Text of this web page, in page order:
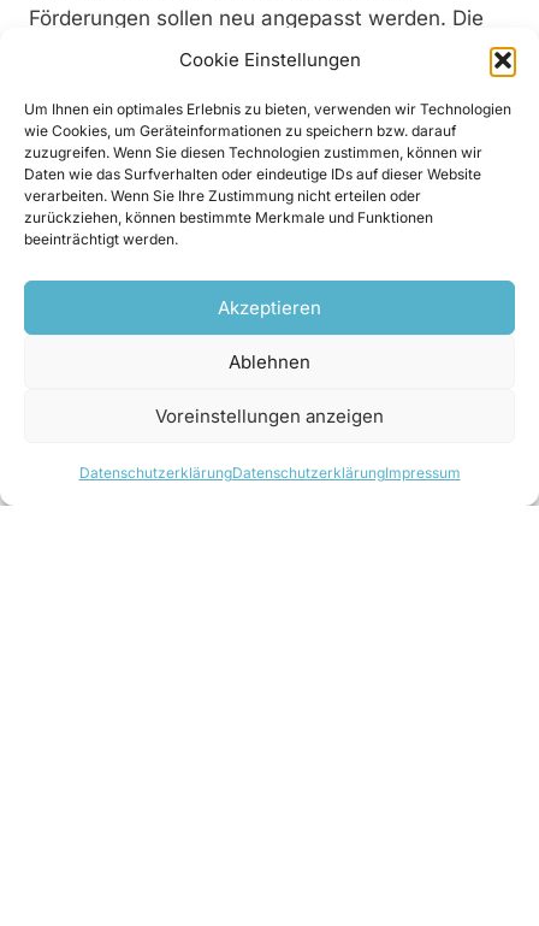
Cookie Einstellungen
Um Ihnen ein optimales Erlebnis zu bieten, verwenden wir Technologien
wie Cookies, um Geräteinformationen zu speichern bzw. darauf
zuzugreifen. Wenn Sie diesen Technologien zustimmen, können wir
Daten wie das Surfverhalten oder eindeutige IDs auf dieser Website
verarbeiten. Wenn Sie Ihre Zustimmung nicht erteilen oder
zurückziehen, können bestimmte Merkmale und Funktionen
beeinträchtigt werden.
Akzeptieren
Ablehnen
Voreinstellungen anzeigen
DatenschutzerklärungDatenschutzerklärungImpressum
Förderungen sollen neu angepasst werden. Die
indische Klassifizierung unterhalb der großen
Kleinwasserkraft: 2-25 MW, Mini-Wasserkraft: 100
kW-2 MW und Micro-Wasserkraft: alles darunter.
Das geschätzte Potenzial für die Kleinwasserkraft
liegt bei circa 20,000 MW, wobei das meiste
Potenzial in der Himalaya-Region gesehen wird.
Aber auch die Bewässerungskanäle in anderen
Regionen des Landes könnten durch